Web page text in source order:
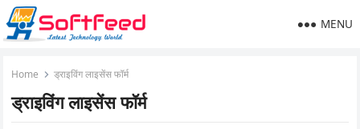
MENU
Home ड्राइविंग लाइसेंस फॉर्म
ड्राइविंग लाइसेंस फॉर्म